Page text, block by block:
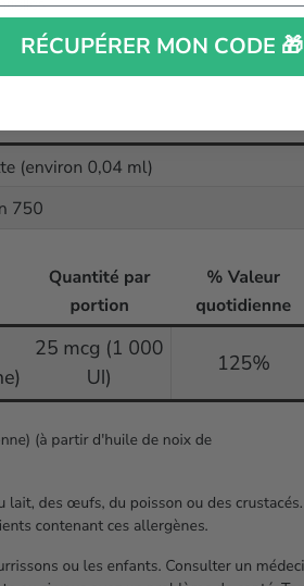
RÉCUPÉRER MON CODE 🎁